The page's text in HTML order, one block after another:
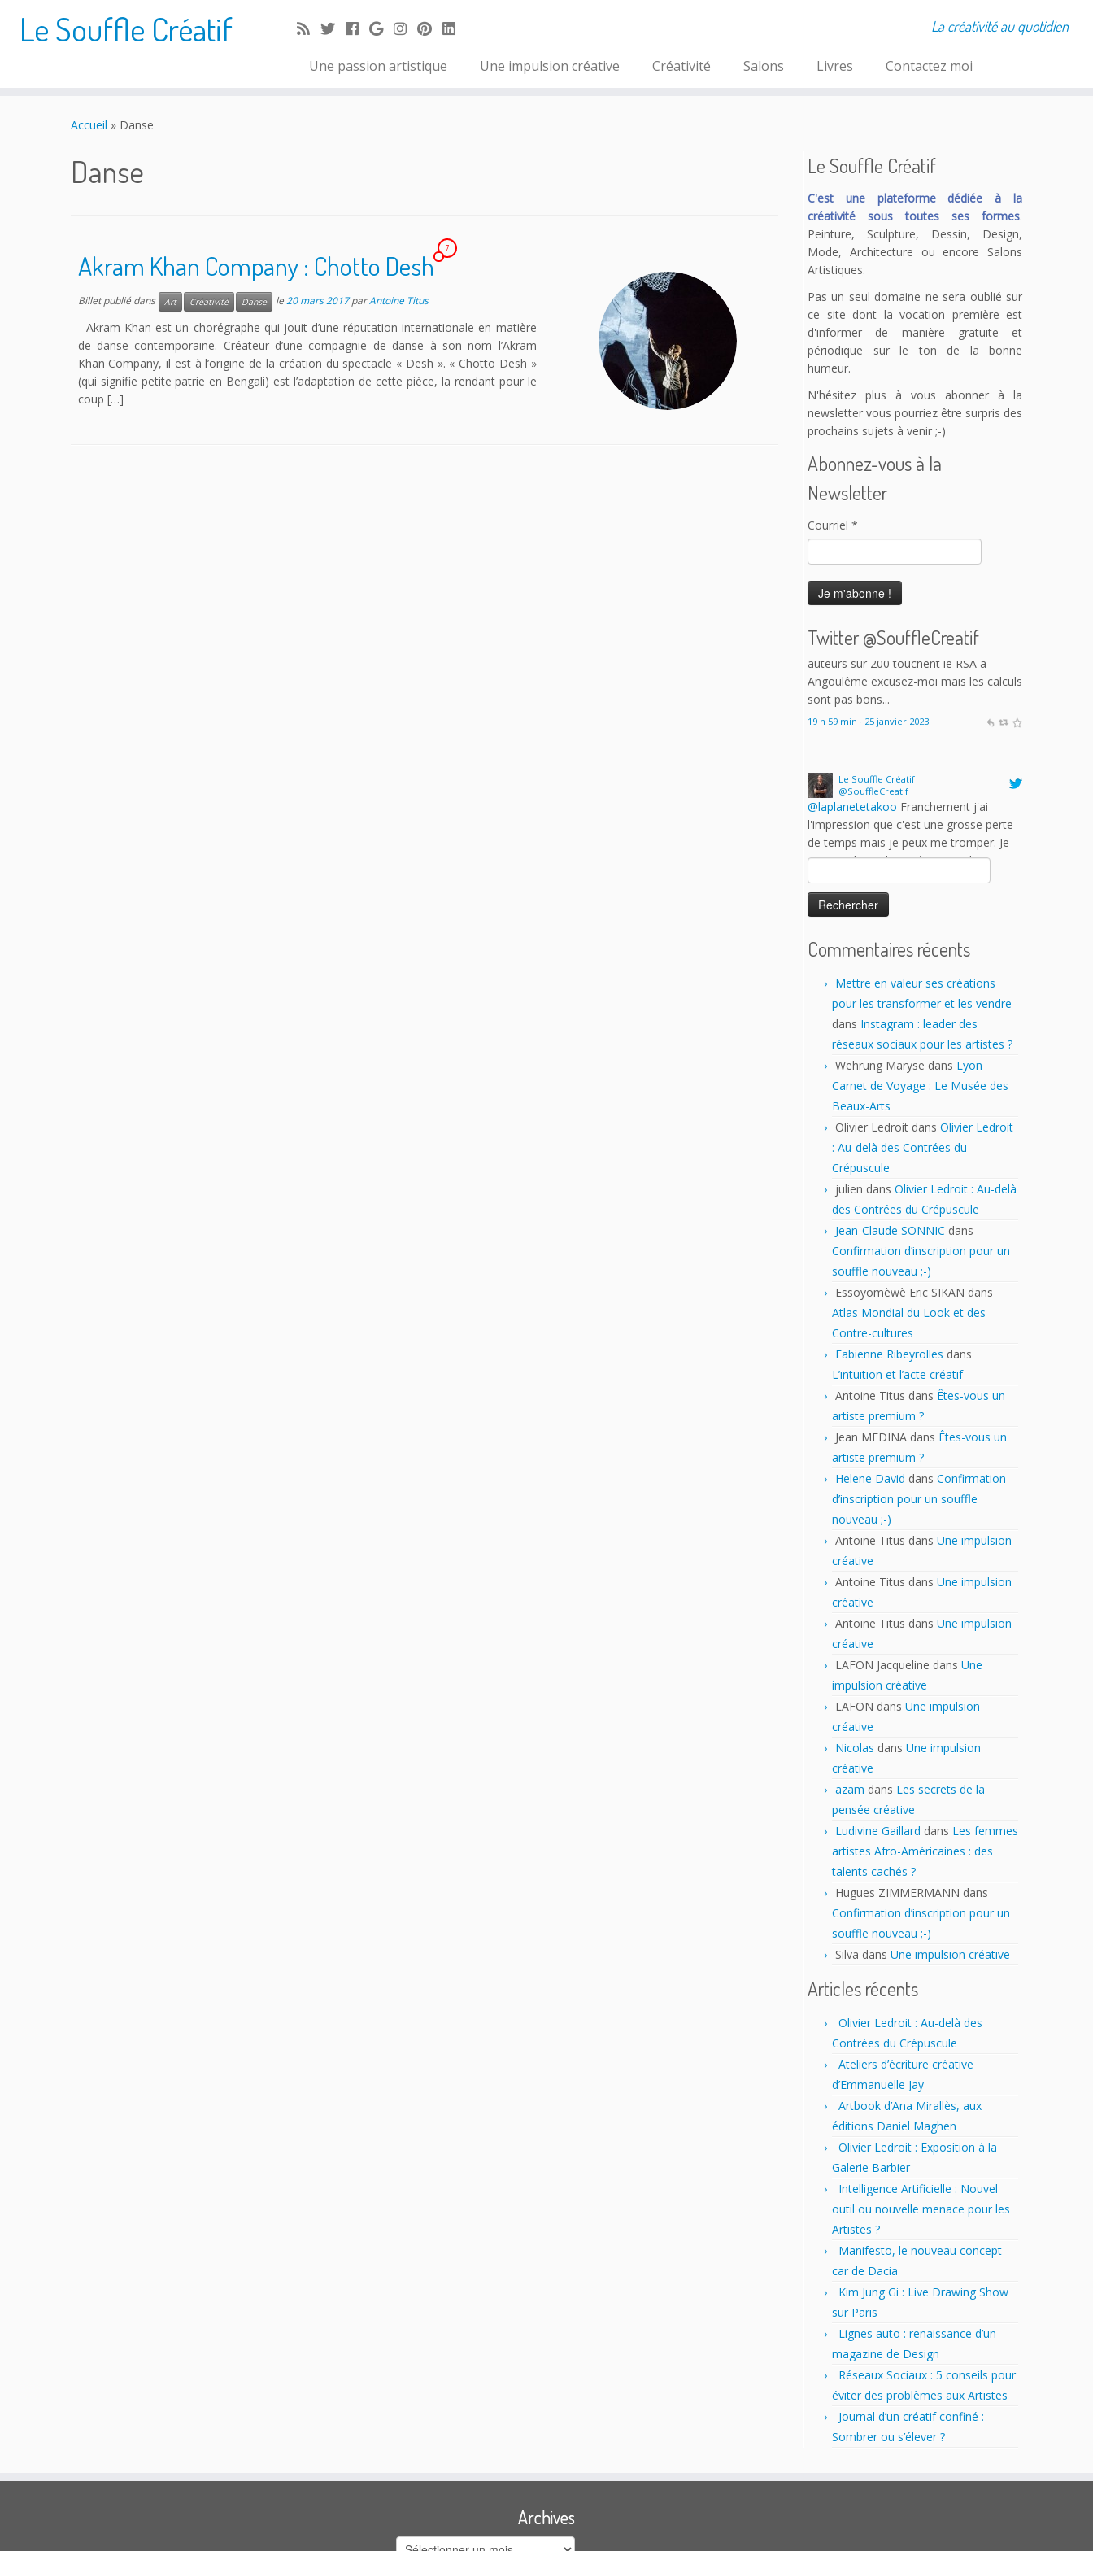
Le Souffle Créatif La créativité au quotidien
Une passion artistique Une impulsion créative Créativité Salons Livres Contactez moi
Accueil » Danse
Danse
Akram Khan Company : Chotto Desh
7
Billet publié dans Art Créativité Danse le20 mars 2017 parAntoine Titus
Akram Khan est un chorégraphe qui jouit d’une réputation internationale en matière
de danse contemporaine. Créateur d’une compagnie de danse à son nom l’Akram
Khan Company, il est à l’origine de la création du spectacle « Desh ». « Chotto Desh »
(qui signifie petite patrie en Bengali) est l’adaptation de cette pièce, la rendant pour le
coup […]
Le Souffle Créatif
C'est une plateforme dédiée à la
créativité sous toutes ses formes.
Peinture, Sculpture, Dessin, Design,
Mode, Architecture ou encore Salons
Artistiques.
Pas un seul domaine ne sera oublié sur
ce site dont la vocation première est
d'informer de manière gratuite et
périodique sur le ton de la bonne
humeur.
N'hésitez plus à vous abonner à la
newsletter vous pourriez être surpris des
prochains sujets à venir ;-)
Abonnez-vous à la
Newsletter
Courriel *
Twitter @SouffleCreatif
Le Souffle Créatif
@SouffleCreatif
@laplanetetakoo
de temps mais je peux me tromper. Je
salons moins grand public ou plus
spécialisés. Est-ce que les auteurs y
trouvent vraiment leur compte?
17 h 43 min · 25 janvier 2023
Commentaires récents
Mettre en valeur ses créations
pour les transformer et les vendre
dans Instagram : leader des
réseaux sociaux pour les artistes ?
Wehrung Maryse dans Lyon
Carnet de Voyage : Le Musée des
Beaux-Arts
Olivier Ledroit dans Olivier Ledroit
: Au-delà des Contrées du
Crépuscule
julien dans Olivier Ledroit : Au-delà
des Contrées du Crépuscule
Jean-Claude SONNIC dans
Confirmation d’inscription pour un
souffle nouveau ;-)
Essoyomèwè Eric SIKAN dans
Atlas Mondial du Look et des
Contre-cultures
Fabienne Ribeyrolles dans
L’intuition et l’acte créatif
Antoine Titus dans Êtes-vous un
artiste premium ?
Jean MEDINA dans Êtes-vous un
artiste premium ?
Helene David dans Confirmation
d’inscription pour un souffle
nouveau ;-)
Antoine Titus dans Une impulsion
créative
Antoine Titus dans Une impulsion
créative
Antoine Titus dans Une impulsion
créative
LAFON Jacqueline dans Une
impulsion créative
LAFON dans Une impulsion
créative
Nicolas dans Une impulsion
créative
azam dans Les secrets de la
pensée créative
Ludivine Gaillard dans Les femmes
artistes Afro-Américaines : des
talents cachés ?
Hugues ZIMMERMANN dans
Confirmation d’inscription pour un
souffle nouveau ;-)
Silva dans Une impulsion créative
Articles récents
Olivier Ledroit : Au-delà des
Contrées du Crépuscule
Ateliers d’écriture créative
d’Emmanuelle Jay
Artbook d’Ana Mirallès, aux
éditions Daniel Maghen
Olivier Ledroit : Exposition à la
Galerie Barbier
Intelligence Artificielle : Nouvel
outil ou nouvelle menace pour les
Artistes ?
Manifesto, le nouveau concept
car de Dacia
Kim Jung Gi : Live Drawing Show
sur Paris
Lignes auto : renaissance d’un
magazine de Design
Réseaux Sociaux : 5 conseils pour
éviter des problèmes aux Artistes
Journal d’un créatif confiné :
Sombrer ou s’élever ?
Archives
Archives